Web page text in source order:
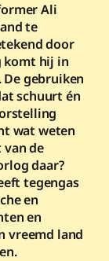
Ali
te
door
komt hij in
De gebruiken
schuurt én
wat weten
van de
daar?
tegengas
en
en
vreemd land